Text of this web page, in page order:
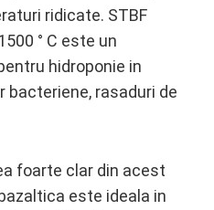
ridicate. STBF
° С este un
hidroponie in
bacteriene, rasaduri de
foarte clar din acest
este ideala in